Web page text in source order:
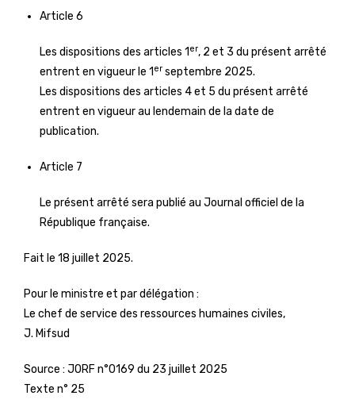
Article 6
Les dispositions des articles 1 er, 2 et 3 du présent arrêté
entrent en vigueur le 1 er septembre 2025.
Les dispositions des articles 4 et 5 du présent arrêté
entrent en vigueur au lendemain de la date de
publication.
Article 7
Le présent arrêté sera publié au Journal officiel de la
République française.
Fait le 18 juillet 2025.
Pour le ministre et par délégation :
Le chef de service des ressources humaines civiles,
J. Mifsud
Source : JORF n°0169 du 23 juillet 2025
Texte n° 25